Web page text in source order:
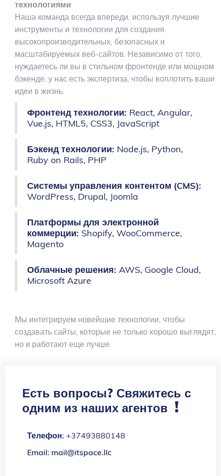
технологиями
Наша команда всегда впереди, используя лучшие
инструменты и технологии для создания
высокопроизводительных, безопасных и
масштабируемых веб-сайтов. Независимо от того,
нуждаетесь ли вы в стильном фронтенде или мощном
бэкенде, у нас есть экспертиза, чтобы воплотить ваши
идеи в жизнь.
Фронтенд технологии: React, Angular,
Vue.js, HTML5, CSS3, JavaScript
Бэкенд технологии: Node.js, Python,
Ruby on Rails, PHP
Системы управления контентом (CMS):
WordPress, Drupal, Joomla
Платформы для электронной
коммерции: Shopify, WooCommerce,
Magento
Облачные решения: AWS, Google Cloud,
Microsoft Azure
Мы интегрируем новейшие технологии, чтобы
создавать сайты, которые не только хорошо выглядят,
но и работают еще лучше.
Есть вопросы? Свяжитесь с
одним из наших агентов !
Телефон: +37493880148
Email: mail@itspace.llc